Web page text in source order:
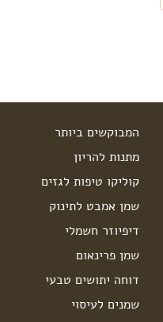
המבוקשים ביותר
מתנות להריון
קוליקו טיפות לגזים
שמן אמבט לתינוק
דיפיוזר חשמלי
שמן פרינאום
דוחה יתושים טבעי
שמנים לעיסוי